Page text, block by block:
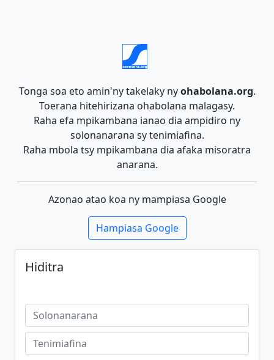
Tonga soa eto amin'ny takelaky nyohabolana.org.
Toerana hitehirizana ohabolana malagasy.
Raha efa mpikambana ianao dia ampidiro ny
solonanarana sy tenimiafina.
Raha mbola tsy mpikambana dia afaka misoratra
anarana.
Azonao atao koa ny mampiasa Google
Hampiasa Google
Hiditra